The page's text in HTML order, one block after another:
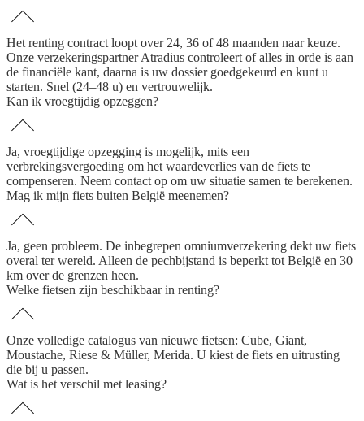
Het renting contract loopt over 24, 36 of 48 maanden naar keuze.
Onze verzekeringspartner Atradius controleert of alles in orde is aan
de financiële kant, daarna is uw dossier goedgekeurd en kunt u
starten. Snel (24–48 u) en vertrouwelijk.
Kan ik vroegtijdig opzeggen?
Ja, vroegtijdige opzegging is mogelijk, mits een
verbrekingsvergoeding om het waardeverlies van de fiets te
compenseren. Neem contact op om uw situatie samen te berekenen.
Mag ik mijn fiets buiten België meenemen?
Ja, geen probleem. De inbegrepen omniumverzekering dekt uw fiets
overal ter wereld. Alleen de pechbijstand is beperkt tot België en 30
km over de grenzen heen.
Welke fietsen zijn beschikbaar in renting?
Onze volledige catalogus van nieuwe fietsen: Cube, Giant,
Moustache, Riese & Müller, Merida. U kiest de fiets en uitrusting
die bij u passen.
Wat is het verschil met leasing?